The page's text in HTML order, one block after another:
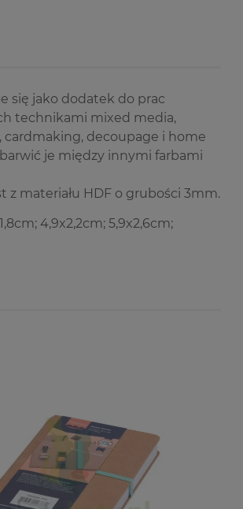
się jako dodatek do prac
technikami mixed media,
cardmaking, decoupage i home
je między innymi farbami
z materiału HDF o grubości 3mm.
4,9x2,2cm; 5,9x2,6cm;